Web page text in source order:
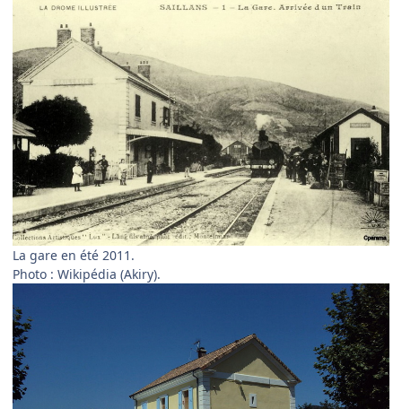
La gare en été 2011.
Photo : Wikipédia (Akiry).